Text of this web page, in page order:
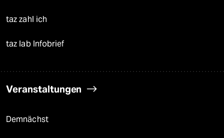
taz zahl ich
taz lab Infobrief
Veranstaltungen
Demnächst